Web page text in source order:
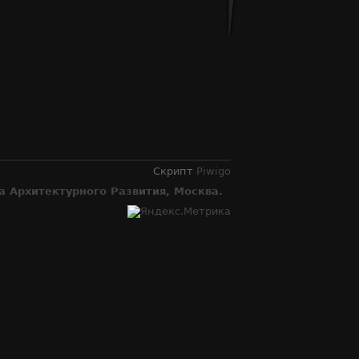
Скрипт Piwigo
Архитектурного Развития, Москва.